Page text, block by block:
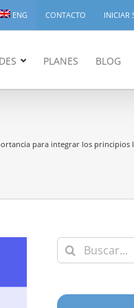
ENG CONTACTO INICIAR
PLANES BLOG
para integrar los principios
Buscar: